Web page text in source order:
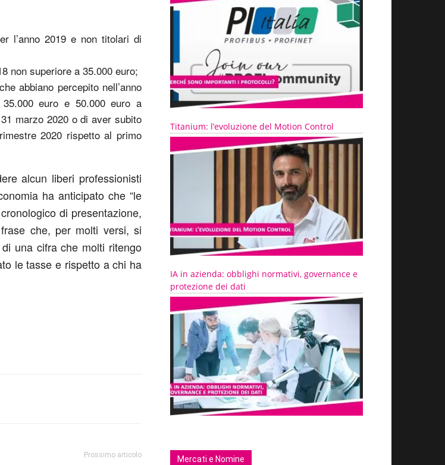
l’anno 2019 e non titolari di
non superiore a 35.000 euro;
abbiano percepito nell’anno
euro e 50.000 euro a
marzo 2020 o di aver subito
2020 rispetto al primo
alcun liberi professionisti
ha anticipato che “le
di presentazione,
che, per molti versi, si
una cifra che molti ritengo
le tasse e rispetto a chi ha
Prossimo articolo
Titanium: l’evoluzione del Motion Control
IA in azienda: obblighi normativi, governance e
protezione dei dati
Mercati e Nomine